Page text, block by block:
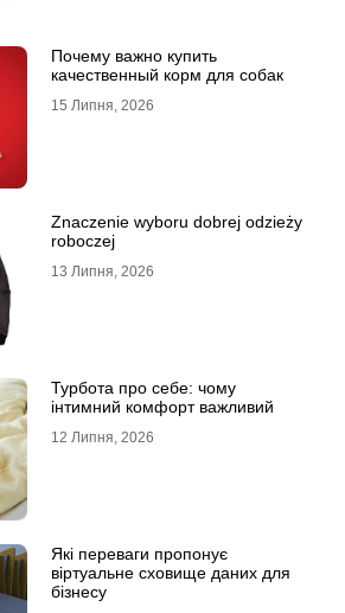
Почему важно купить
качественный корм для собак
15 Липня, 2026
Znaczenie wyboru dobrej odzieży
roboczej
13 Липня, 2026
Турбота про себе: чому
інтимний комфорт важливий
12 Липня, 2026
Які переваги пропонує
віртуальне сховище даних для
бізнесу